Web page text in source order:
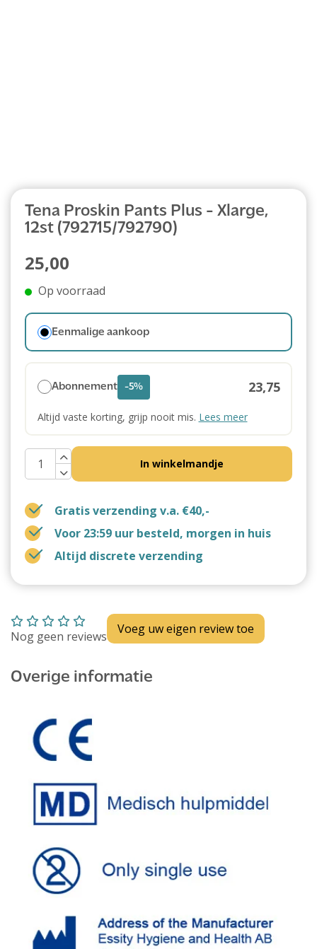
Tena Proskin Pants Plus - Xlarge,
12st (792715/792790)
25,00
Op voorraad
Eenmalige aankoop
Abonnement -5% 23,75
Altijd vaste korting, grijp nooit mis. Lees meer
In winkelmandje
Gratis verzending v.a. €40,-
Voor 23:59 uur besteld, morgen in huis
Altijd discrete verzending
Nog geen reviews Voeg uw eigen review toe
Overige informatie